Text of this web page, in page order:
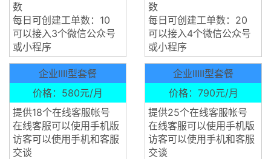
数
每日可创建工单数：10
可以接入3个微信公众号
或小程序
数
每日可创建工单数：20
可以接入4个微信公众号
或小程序
企业IIII型套餐
价格：580元/月
提供18个在线客服帐号
在线客服可以使用手机版
访客可以使用手机和客服
交谈
企业IIIII型套餐
价格：790元/月
提供25个在线客服帐号
在线客服可以使用手机版
访客可以使用手机和客服
交谈